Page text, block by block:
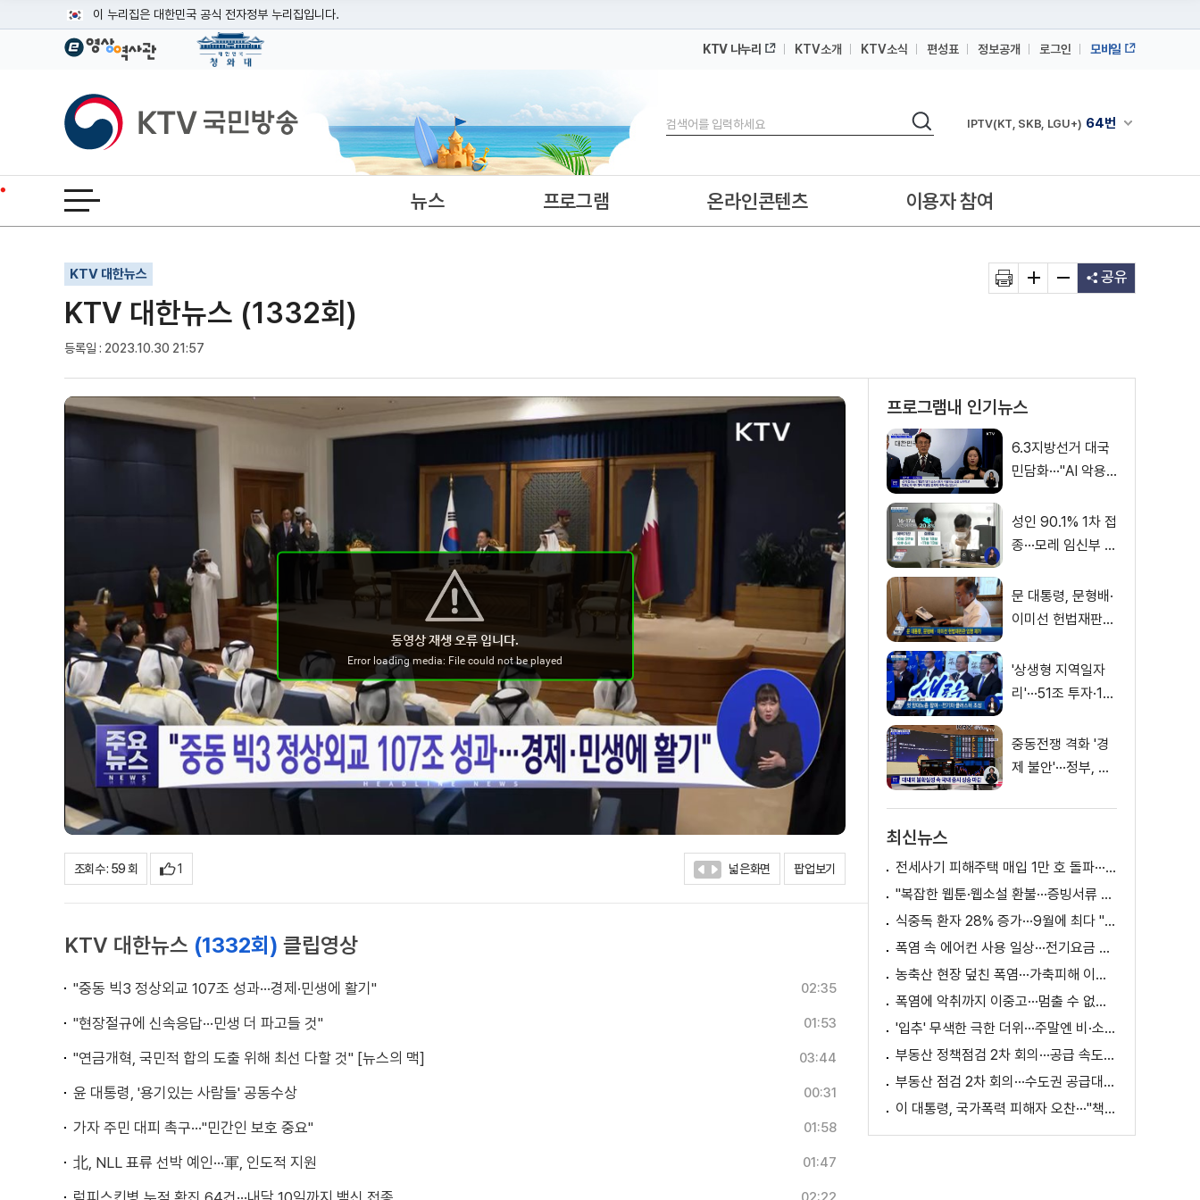
이 누리집은 대한민국 공식 전자정부 누리집입니다.
공식 누리집 주소 확인하기
이밖에 or.kr 또는 .kr등 다른 도메인 주소를 사용하고 있다면 아래 URL에서 도메인 주소를 확인해 보세요
운영중인 공식 누리집보기
KTV 나누리 KTV소개 KTV소식 편성표 정보공개 로그인 모바일
KTV국민방송
검색
검색 채널안내 펼쳐
스카이라이프 164번
스카이라이프
전체메뉴 열기 뉴스 프로그램 온라인콘텐츠 이용자 참여
KTV 대한뉴스
KTV 대한뉴스 (1332회)
등록일 : 2023.10.30 21:57
기사인쇄
글자확대
글자축소 공유
조회수 : 59 회 1 넓은화면 팝업보기
KTV 대한뉴스 (1332회) 클립영상
"중동 빅3 정상외교 107조 성과···경제·민생에 활기" 02:35
"현장절규에 신속응답···민생 더 파고들 것" 01:53
"연금개혁, 국민적 합의 도출 위해 최선 다할 것" [뉴스의 맥] 03:44
윤 대통령, '용기있는 사람들' 공동수상 00:31
가자 주민 대피 촉구···"민간인 보호 중요" 01:58
北, NLL 표류 선박 예인···軍, 인도적 지원 01:47
프로그램내 인기뉴스
6.3지방선거 대국
민담화···"AI 악용
성인 90.1% 1차 접
종···모레 임신부 사
문 대통령, 문형배·
이미선 헌법재판관
'상생형 지역일자
리'···51조 투자·13
중동전쟁 격화 '경
제 불안'···정부, 금
소화
최신뉴스
전세사기 피해주택 매입 1만 호 돌파···피해 지원 속도
"복잡한 웹툰·웹소설 환불···증빙서류 요구까지"
식중독 환자 28% 증가···9월에 최다 "입추 방심 금물"
폭염 속 에어컨 사용 일상···전기요금 줄이려면?
농축산 현장 덮친 폭염···가축피해 이틀 새 28만 마리↑
폭염에 악취까지 이중고···멈출 수 없는 필수노동
'입추' 무색한 극한 더위···주말엔 비·소나기
부동산 정책점검 2차 회의···공급 속도전 본격화하나
부동산 점검 2차 회의···수도권 공급대책 논의
이 대통령, 국가폭력 피해자 오찬···"책임지고 치유"